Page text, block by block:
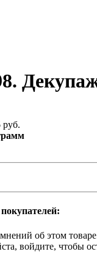
руб.
об этом
войдите, чтобы